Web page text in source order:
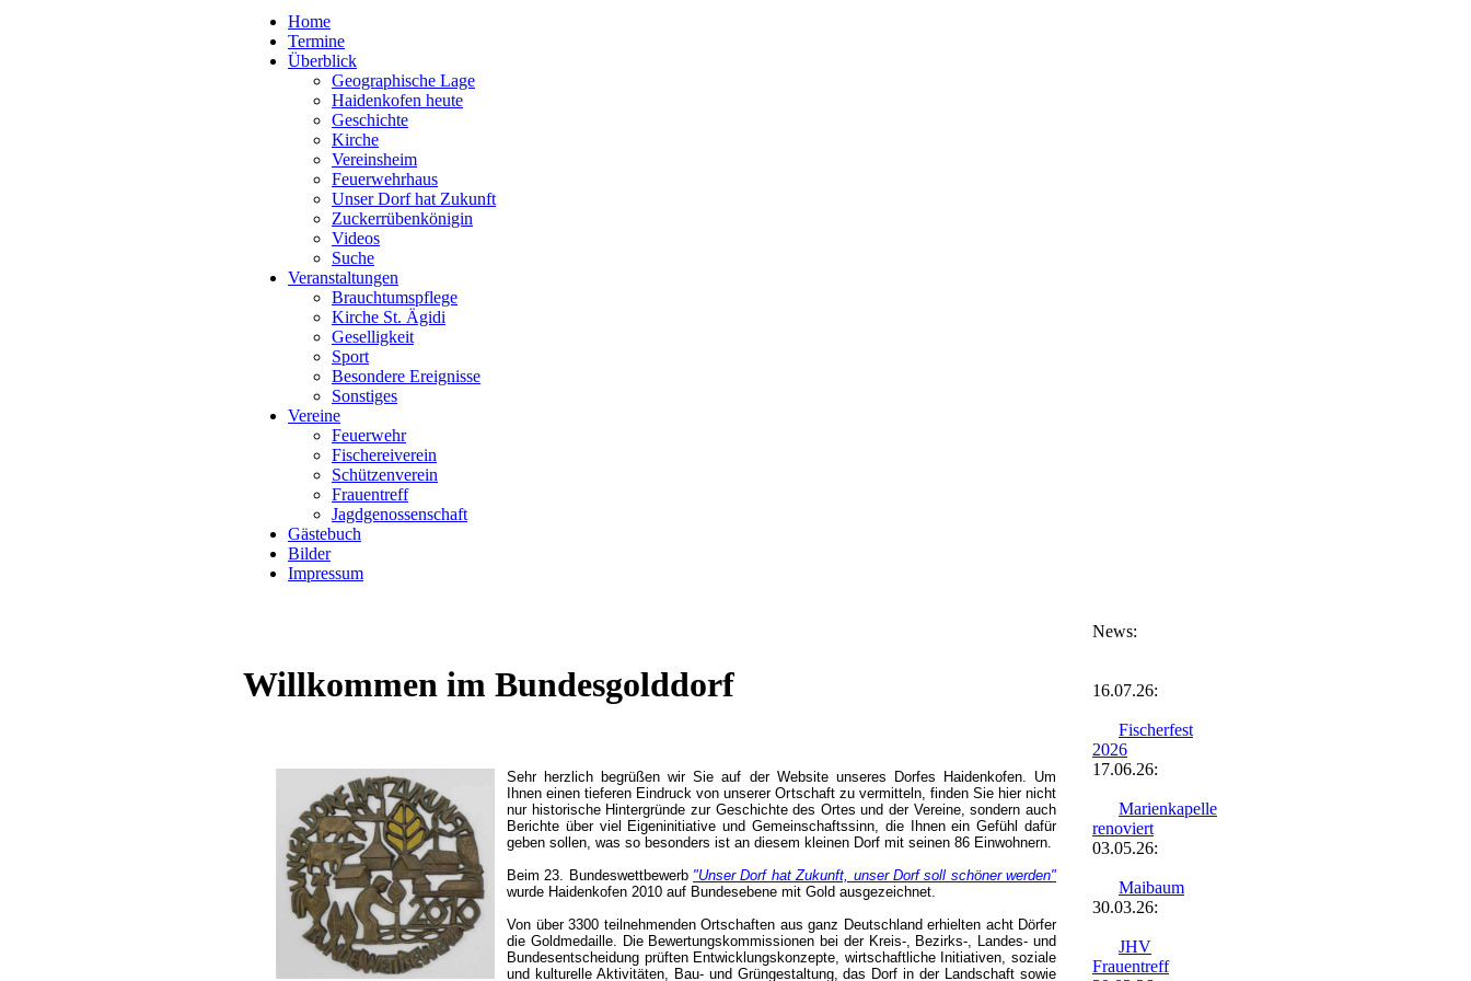
Home
Termine
Überblick
Geographische Lage
Haidenkofen heute
Geschichte
Kirche
Vereinsheim
Feuerwehrhaus
Unser Dorf hat Zukunft
Zuckerrübenkönigin
Videos
Suche
Veranstaltungen
Brauchtumspflege
Kirche St. Ägidi
Geselligkeit
Sport
Besondere Ereignisse
Sonstiges
Vereine
Feuerwehr
Fischereiverein
Schützenverein
Frauentreff
Jagdgenossenschaft
Gästebuch
Bilder
Impressum
Willkommen im Bundesgolddorf
Sehr herzlich begrüßen wir Sie auf der Website unseres Dorfes Haidenkofen. Um
Ihnen einen tieferen Eindruck von unserer Ortschaft zu vermitteln, finden Sie hier nicht
nur historische Hintergründe zur Geschichte des Ortes und der Vereine, sondern auch
Berichte über viel Eigeninitiative und Gemeinschaftssinn, die Ihnen ein Gefühl dafür
geben sollen, was so besonders ist an diesem kleinen Dorf mit seinen 86 Einwohnern.
Beim 23. Bundeswettbewerb "Unser Dorf hat Zukunft, unser Dorf soll schöner werden"
wurde Haidenkofen 2010 auf Bundesebene mit Gold ausgezeichnet.
Von über 3300 teilnehmenden Ortschaften aus ganz Deutschland erhielten acht Dörfer
die Goldmedaille. Die Bewertungskommissionen bei der Kreis-, Bezirks-, Landes- und
Bundesentscheidung prüften Entwicklungskonzepte, wirtschaftliche Initiativen, soziale
und kulturelle Aktivitäten, Bau- und Grüngestaltung, das Dorf in der Landschaft sowie
News:
16.07.26:
Fischerfest
2026
17.06.26:
Marienkapelle
renoviert
03.05.26:
Maibaum
30.03.26:
JHV
Frauentreff